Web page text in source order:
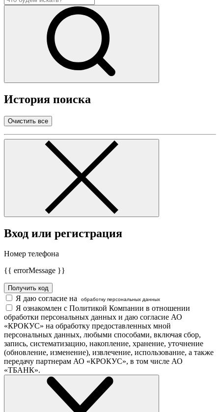
История поиска
Очистить все
Вход или регистрация
Номер телефона
{{ errorMessage }}
Получить код
Я даю согласие на обработку персональных данных
Я ознакомлен с Политикой Компании в отношении
обработки персональных данных и даю согласие АО
«КРОКУС» на обработку предоставленных мной
персональных данных, любыми способами, включая сбор,
запись, систематизацию, накопление, хранение, уточнение
(обновление, изменение), извлечение, использование, а также
передачу партнерам АО «КРОКУС», в том числе АО
«ТБАНК».